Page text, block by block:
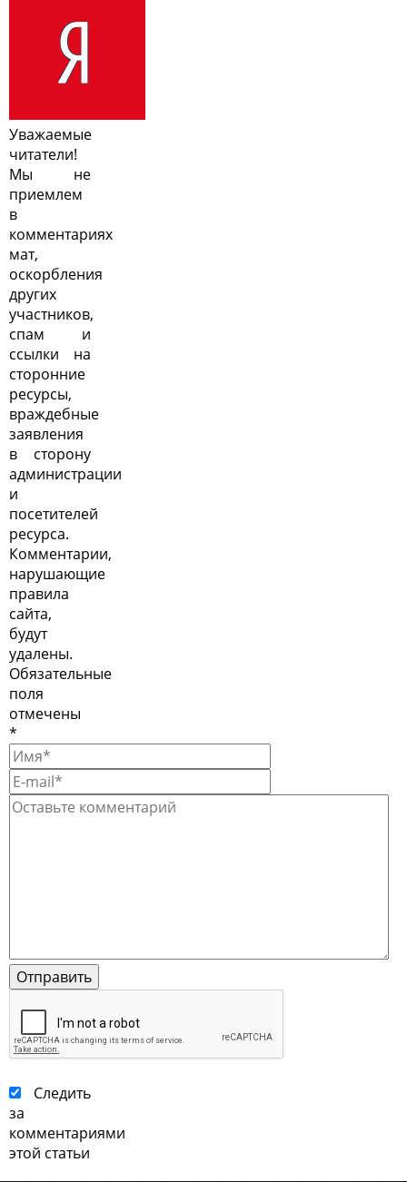
Уважаемые
читатели!
Мы не
приемлем
в
комментариях
мат,
оскорбления
других
участников,
спам и
ссылки на
сторонние
ресурсы,
враждебные
заявления
в сторону
администрации
и
посетителей
ресурса.
Комментарии,
нарушающие
правила
сайта,
будут
удалены.
Обязательные
поля
отмечены
*
Следить
за
комментариями
этой статьи